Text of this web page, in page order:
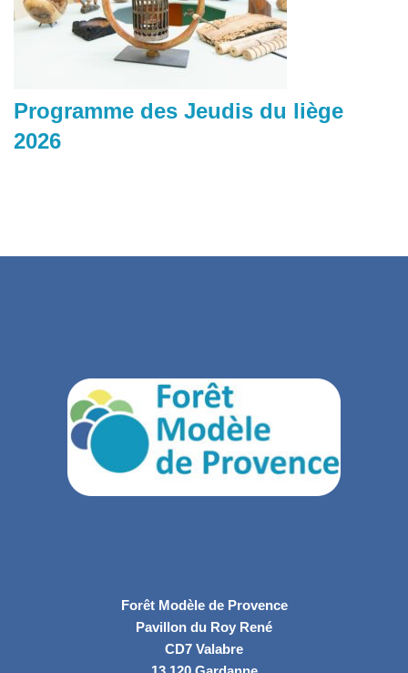
Programme des Jeudis du liège
2026
Forêt Modèle de Provence
Pavillon du Roy René
CD7 Valabre